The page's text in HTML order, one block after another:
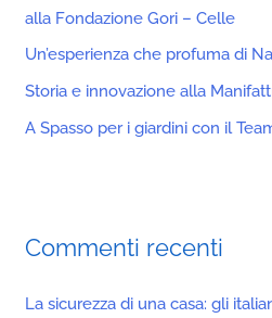
alla Fondazione Gori – Celle
Un’esperienza che profuma di
Storia e innovazione alla
A Spasso per i giardini con il
Commenti recenti
La sicurezza di una casa: gli